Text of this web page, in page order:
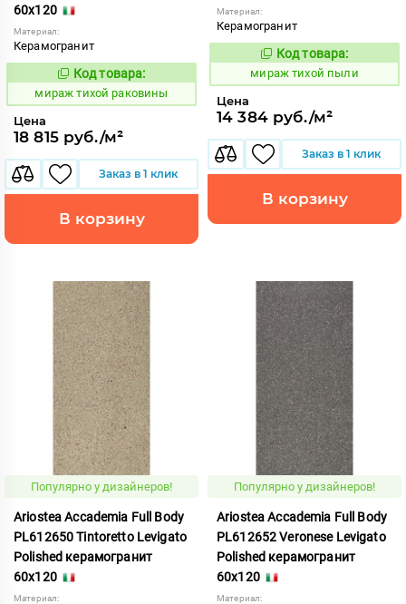
60x120
Материал:
Керамогранит
997078
Код товара:
мираж тихой раковины
Цена
18 815 руб./м²
Заказ в 1 клик
В корзину
Материал:
Керамогранит
997076
Код товара:
мираж тихой пыли
Цена
14 384 руб./м²
Заказ в 1 клик
В корзину
Популярно у дизайнеров!
Ariostea Accademia Full Body
PL612650 Tintoretto Levigato
Polished керамогранит
60x120
Материал:
Популярно у дизайнеров!
Ariostea Accademia Full Body
PL612652 Veronese Levigato
Polished керамогранит
60x120
Материал: